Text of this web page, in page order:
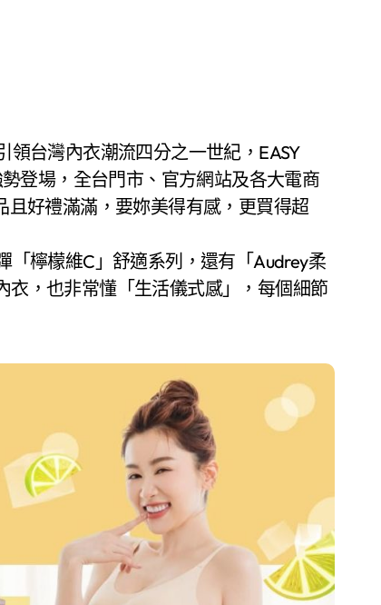
登場，全台門市、官方網站及各大電商
好禮滿滿，要妳美得有感，更買得超
「檸檬維C」舒適系列，還有「Audrey柔
衣，也非常懂「生活儀式感」，每個細節